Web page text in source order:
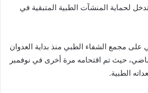
لحماية المنشآت الطبية المتبقية في
على مجمع الشفاء الطبي منذ بداية العدوان
حيث تم اقتحامه مرة أخرى في نوفمبر
الطبية.